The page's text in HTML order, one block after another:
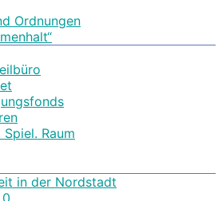
Ordnungen
Raum
in der Nordstadt